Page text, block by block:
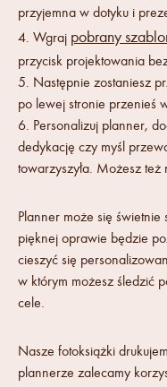
przyjemna w dotyku i
4. Wgraj pobrany
przycisk projektowania
5. Następnie zostaniesz
po lewej stronie przenieś
6. Personalizuj planner,
dedykację czy myśl
towarzyszyła. Możesz
Planner może się
pięknej oprawie będzie
cieszyć się
w którym możesz śledzić
cele.
Nasze fotoksiążki
plannerze zalecamy